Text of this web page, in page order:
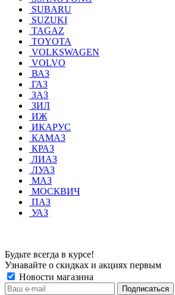
SUBARU
SUZUKI
TAGAZ
TOYOTA
VOLKSWAGEN
VOLVO
ВАЗ
ГАЗ
ЗАЗ
ЗИЛ
ИЖ
ИКАРУС
КАМАЗ
КРАЗ
ЛИАЗ
ЛУАЗ
МАЗ
МОСКВИЧ
ПАЗ
УАЗ
Будьте всегда в курсе!
Узнавайте о скидках и акциях первым
Новости магазина